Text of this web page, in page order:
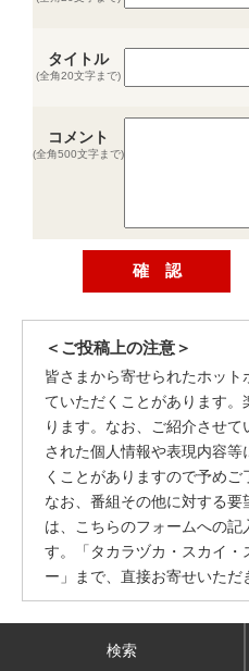
タイトル
(全角20文字まで)
コメント
(全角500文字まで)
＜ご投稿上の注意＞
皆さまから寄せられたホッ
ていただくことがあります
ります。なお、ご紹介させ
された個人情報や表現内容
くことがありますので予めご
なお、番組その他に対する
は、こちらのフォームへの記
す。「タカラヅカ・スカイ
ー」まで、直接お寄せいただ
検索